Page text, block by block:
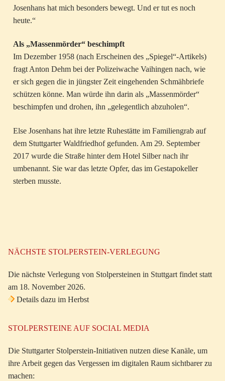
Josenhans hat mich besonders bewegt. Und er tut es noch
heute.“
Als „Massenmörder“ beschimpft
Im Dezember 1958 (nach Erscheinen des „Spiegel“-Artikels)
fragt Anton Dehm bei der Polizeiwache Vaihingen nach, wie
er sich gegen die in jüngster Zeit eingehenden Schmähbriefe
schützen könne. Man würde ihn darin als „Massenmörder“
beschimpfen und drohen, ihn „gelegentlich abzuholen“.
Else Josenhans hat ihre letzte Ruhestätte im Familiengrab auf
dem Stuttgarter Waldfriedhof gefunden. Am 29. September
2017 wurde die Straße hinter dem Hotel Silber nach ihr
umbenannt. Sie war das letzte Opfer, das im Gestapokeller
sterben musste.
NÄCHSTE STOLPERSTEIN-VERLEGUNG
Die nächste Verlegung von Stolpersteinen in Stuttgart findet statt
am 18. November 2026.
Details dazu im Herbst
STOLPERSTEINE AUF SOCIAL MEDIA
Die Stuttgarter Stolperstein-Initiativen nutzen diese Kanäle, um
ihre Arbeit gegen das Vergessen im digitalen Raum sichtbarer zu
machen: